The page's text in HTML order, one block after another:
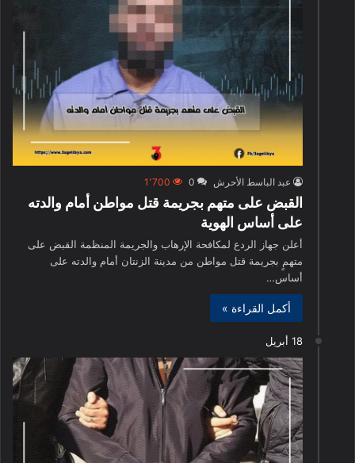
عبد الباسط الأحرش 0 1٬700
القبض على متهم بجريمة قتل مواطن أمام والدته
على أساس الهوية
أعلن جهاز الردع لمكافحة الإرهاب والجريمة المنظمة القبض على
متهمٍ بجريمة قتل مواطن من مدينة الزنتان أمام والدته على
أساس…
أكمل القراءة »
18 أبريل